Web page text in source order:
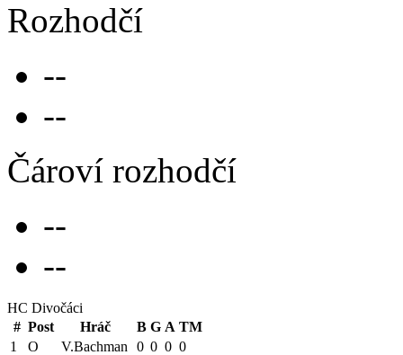
Rozhodčí
--
--
Čároví rozhodčí
--
--
HC Divočáci
# Post Hráč B G A TM
1
O V.Bachman 0 0 0 0